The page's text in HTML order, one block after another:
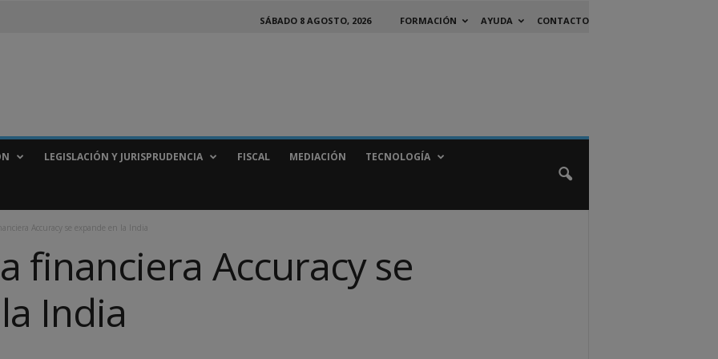
SÁBADO 8 AGOSTO, 2026 FORMACIÓN AYUDA CONTACTO
LEGISLACIÓN Y JURISPRUDENCIA FISCAL MEDIACIÓN TECNOLOGÍA
Accuracy se expande en la India
financiera Accuracy se
India